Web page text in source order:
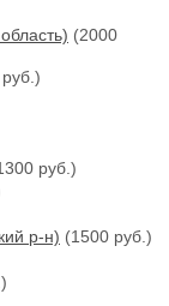
(2000
руб.)
р-н) (1500 руб.)